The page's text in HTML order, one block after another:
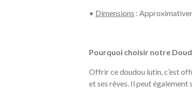
• Dimensions :
Pourquoi choisir notre
Offrir ce doudou lutin, c’est
et ses rêves. Il peut